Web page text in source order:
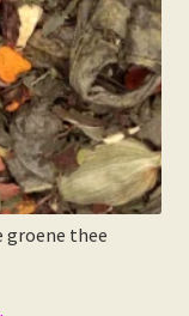
groene thee